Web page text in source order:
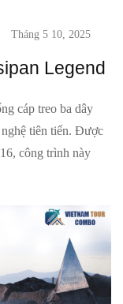
Tháng 5 10, 2025
Legend
cáp treo ba dây
tiên tiến. Được
công trình này